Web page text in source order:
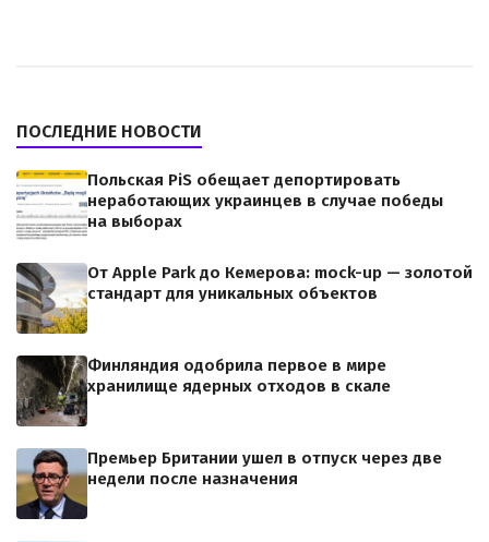
ПОСЛЕДНИЕ НОВОСТИ
Польская PiS обещает депортировать
неработающих украинцев в случае победы
на выборах
От Apple Park до Кемерова: mock-up — золотой
стандарт для уникальных объектов
Финляндия одобрила первое в мире
хранилище ядерных отходов в скале
Премьер Британии ушел в отпуск через две
недели после назначения